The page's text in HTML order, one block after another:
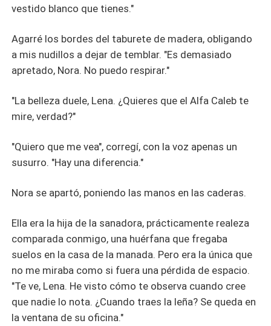
vestido blanco que tienes."
Agarré los bordes del taburete de madera, obligando
a mis nudillos a dejar de temblar. "Es demasiado
apretado, Nora. No puedo respirar."
"La belleza duele, Lena. ¿Quieres que el Alfa Caleb te
mire, verdad?"
"Quiero que me vea", corregí, con la voz apenas un
susurro. "Hay una diferencia."
Nora se apartó, poniendo las manos en las caderas.
Ella era la hija de la sanadora, prácticamente realeza
comparada conmigo, una huérfana que fregaba
suelos en la casa de la manada. Pero era la única que
no me miraba como si fuera una pérdida de espacio.
"Te ve, Lena. He visto cómo te observa cuando cree
que nadie lo nota. ¿Cuando traes la leña? Se queda en
la ventana de su oficina."